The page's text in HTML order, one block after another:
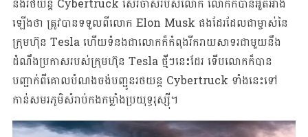
ឡើងថា ត្រូវបានទទួលពីលោក Elon Musk ផងដែរដែលជាម្ចាស់នៃ
ក្រុមហ៊ុន Tesla ហើយទំនងជាលោកក៏កំពុងរីករាយសាទរជាមួយនឹង
ដំណឹងប្រកាសរបស់ក្រុមហ៊ុន Tesla ថ្មីៗនេះដែរ ទើបលោកក៏បាន
បញ្ជាក់ពីគោលបំណងចង់បញ្ជូនរថយន្ត Cybertruck ទាំងនេះទៅ
កាន់សមរភូមិសំរាប់កងកម្លាំងប្រយុទ្ធរុស្ស៊ី។